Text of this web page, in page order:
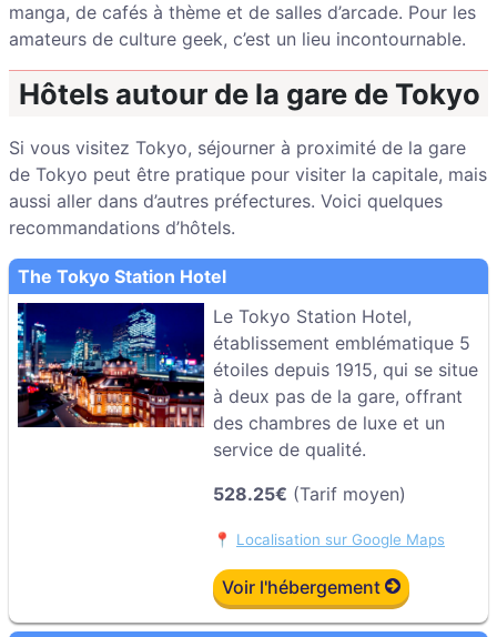
manga, de cafés à thème et de salles d’arcade. Pour les
amateurs de culture geek, c’est un lieu incontournable.
Hôtels autour de la gare de Tokyo
Si vous visitez Tokyo, séjourner à proximité de la gare
de Tokyo peut être pratique pour visiter la capitale, mais
aussi aller dans d’autres préfectures. Voici quelques
recommandations d’hôtels.
The Tokyo Station Hotel
Le Tokyo Station Hotel,
établissement emblématique 5
étoiles depuis 1915, qui se situe
à deux pas de la gare, offrant
des chambres de luxe et un
service de qualité.
528.25€ (Tarif moyen)
📍 Localisation sur Google Maps
Voir l'hébergement